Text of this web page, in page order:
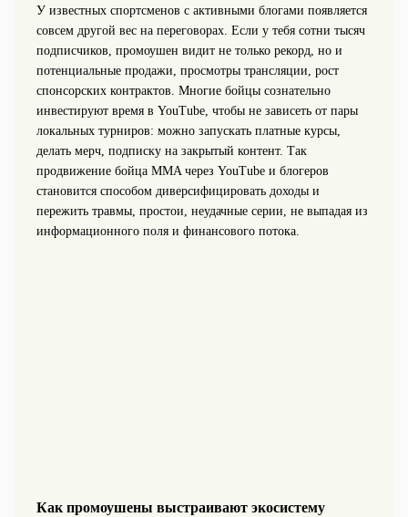
У известных спортсменов с активными блогами появляется
совсем другой вес на переговорах. Если у тебя сотни тысяч
подписчиков, промоушен видит не только рекорд, но и
потенциальные продажи, просмотры трансляции, рост
спонсорских контрактов. Многие бойцы сознательно
инвестируют время в YouTube, чтобы не зависеть от пары
локальных турниров: можно запускать платные курсы,
делать мерч, подписку на закрытый контент. Так
продвижение бойца MMA через YouTube и блогеров
становится способом диверсифицировать доходы и
пережить травмы, простои, неудачные серии, не выпадая из
информационного поля и финансового потока.
Как промоушены выстраивают экосистему